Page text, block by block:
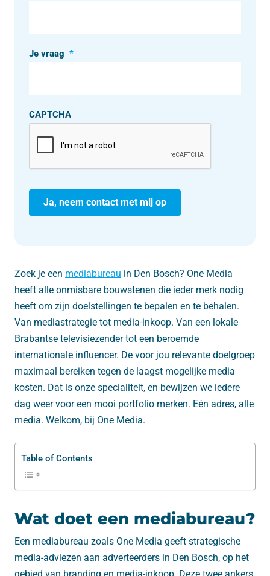
Je vraag *
CAPTCHA
Zoek je een mediabureau in Den Bosch? One Media
heeft alle onmisbare bouwstenen die ieder merk nodig
heeft om zijn doelstellingen te bepalen en te behalen.
Van mediastrategie tot media-inkoop. Van een lokale
Brabantse televisiezender tot een beroemde
internationale influencer. De voor jou relevante doelgroep
maximaal bereiken tegen de laagst mogelijke media
kosten. Dat is onze specialiteit, en bewijzen we iedere
dag weer voor een mooi portfolio merken. Eén adres, alle
media. Welkom, bij One Media.
Table of Contents
Wat doet een mediabureau?
Een mediabureau zoals One Media geeft strategische
media-adviezen aan adverteerders in Den Bosch, op het